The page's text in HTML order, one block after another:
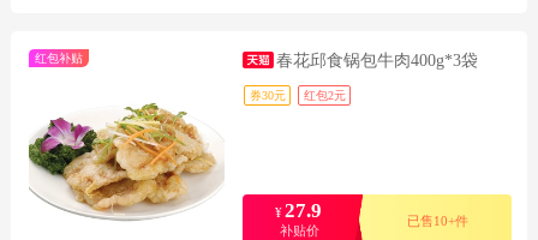
红包补贴 春花邱食锅包牛肉400g*3袋
券30元 红包2元
¥ 27.9
补贴价
已售10+件